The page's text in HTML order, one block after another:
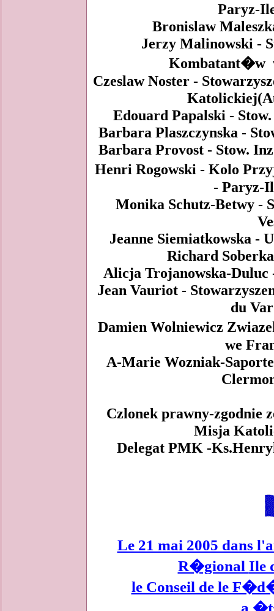
Paryz-
Bronislaw
Jerzy Malinowski -
Kombatant�w
Czeslaw Noster -
Edouard Papalski -
Barbara Plaszczynska -
Barbara Provost - Stow.
Henri Rogowski - Kolo
- Paryz-
Monika Schutz-Betwy -
Jeanne Siemiatkowska -
Richard
Alicja Trojanowska-Duluc
Jean Vauriot -
du
Damien Wolniewicz
we
A-Marie Wozniak-
Czlonek prawny-zgodnie
Misja
Delegat PMK -
Le 21 mai 2005 dans
R�gional Ile
le Conseil de le
a